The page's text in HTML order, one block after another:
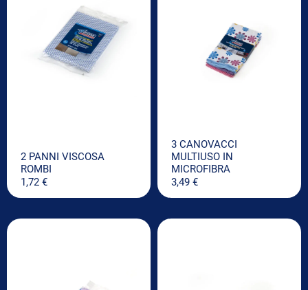
2 PANNI VISCOSA
ROMBI
1,72 €
3 CANOVACCI
MULTIUSO IN
MICROFIBRA
3,49 €